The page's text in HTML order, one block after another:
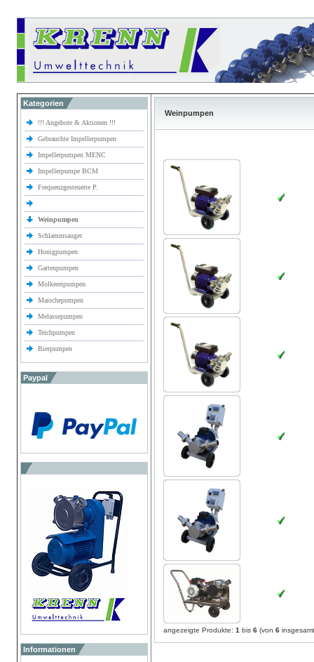
Kategorien
!!! Angebote & Aktionen !!!
Gebrauchte Impellerpumpen
Impellerpumpen MENC
Impellerpumpe BCM
Frequenzgesteuerte P.
Weinpumpen
Schlammsauger
Honigpumpen
Gartenpumpen
Molkereipumpen
Maischepumpen
Melassepumpen
Teichpumpen
Bierpumpen
Paypal
Informationen
Weinpumpen
angezeigte Produkte: 1 bis 6 (von 6